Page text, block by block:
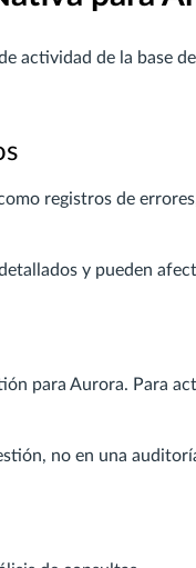
actividad de la base
registros de
y pueden
para Aurora. Para
no en una